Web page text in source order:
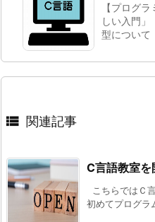
【プログ
しい入門」
型について
 関連記事
C言語教室を
こちらではＣ
初めてプログラ